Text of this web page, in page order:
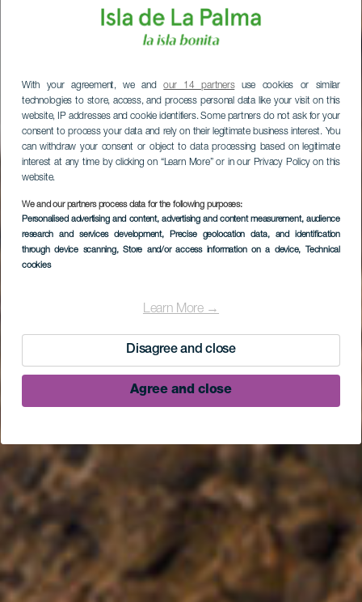
With your agreement, we andour 14 partnersuse cookies or similar
technologies to store, access, and process personal data like your visit on this
website, IP addresses and cookie identifiers. Some partners do not ask for your
consent to process your data and rely on their legitimate business interest. You
can withdraw your consent or object to data processing based on legitimate
interest at any time by clicking on “Learn More” or in our Privacy Policy on this
website.
We and our partners process data for the following purposes:
Personalised advertising and content, advertising and content measurement, audience
research and services development, Precise geolocation data, and identification
through device scanning, Store and/or access information on a device, Technical
cookies
Learn More →
Disagree and close
Agree and close